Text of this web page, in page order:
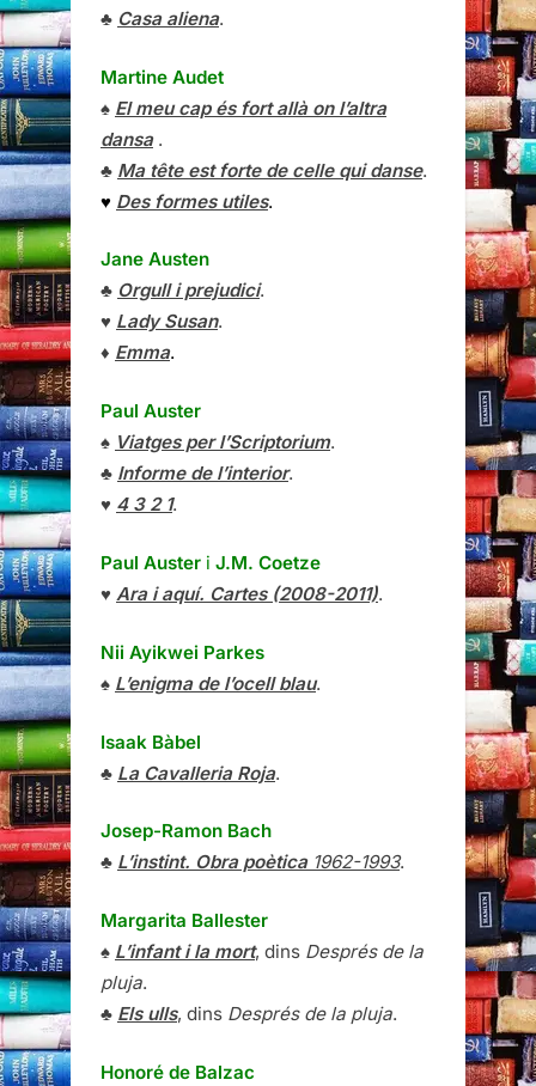
♣ Casa aliena.
Martine Audet
♠ El meu cap és fort allà on l’altra
dansa.
♣ Ma tête est forte de celle qui danse.
♥ Des formes utiles.
Jane Austen
♣ Orgull i prejudici.
♥ Lady Susan.
♦ Emma.
Paul Auster
♠ Viatges per l’Scriptorium.
♣ Informe de l’interior.
♥ 4 3 2 1.
Paul Auster i J.M. Coetze
♥ Ara i aquí. Cartes (2008-2011).
Nii Ayikwei Parkes
♠ L’enigma de l’ocell blau.
Isaak Bàbel
♣ La Cavalleria Roja.
Josep-Ramon Bach
♣ L’instint. Obra poètica1962-1993.
Margarita Ballester
♠ L’infant i la mort, dins Després de la
pluja.
♣ Els ulls, dins Després de la pluja.
Honoré de Balzac